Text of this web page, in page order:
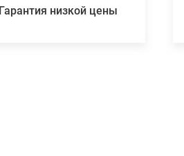
Гарантия низкой цены